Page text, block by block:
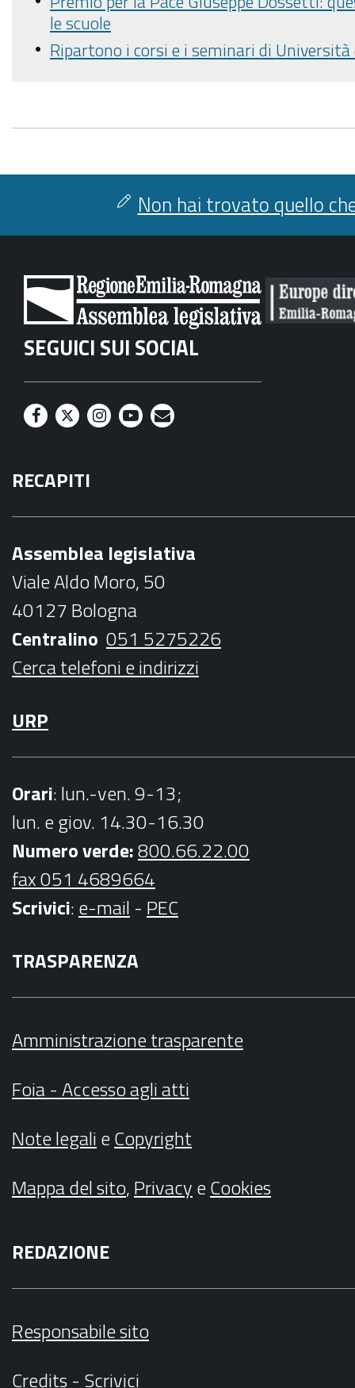
le scuole
Ripartono i corsi e i seminari di
Non hai trovato quello
SEGUICI SUI SOCIAL
F
c
e
o
k
T
i
t
r
I
t
r
a
m
Y
t
b
e
M
l
RECAPITI
Assemblea legislativa
Viale Aldo Moro, 50
40127 Bologna
Centralino 051 5275226
Cerca telefoni e indirizzi
URP
Orari: lun.-ven. 9-13;
lun. e giov. 14.30-16.30
Numero verde:800.66.22.00
fax 051 4689664
Scrivici:e-mail - PEC
TRASPARENZA
Amministrazione trasparente
Foia - Accesso agli atti
Note legalieCopyright
Mappa del sito,PrivacyeCookies
REDAZIONE
Responsabile sito
Credits- Scrivici